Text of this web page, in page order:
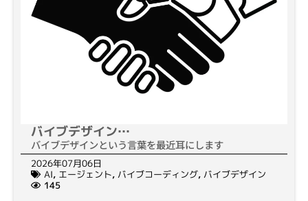
バイブデザイン…
バイブデザインという言葉を最近耳にします
2026年07月06日
AI, エージェント, バイブコーディング, バイブデザイン
145